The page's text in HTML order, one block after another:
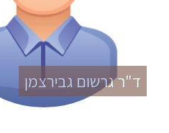
ד"ר גרשום גבירצמן